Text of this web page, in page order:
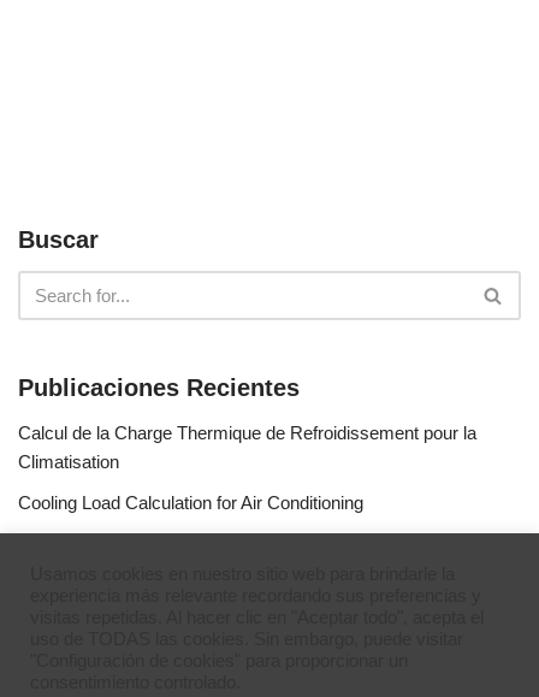
Buscar
Publicaciones Recientes
Calcul de la Charge Thermique de Refroidissement pour la
Climatisation
Cooling Load Calculation for Air Conditioning